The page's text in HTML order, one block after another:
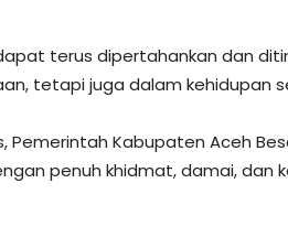
terus dipertahankan dan
tetapi juga dalam kehidupan
Pemerintah Kabupaten Aceh
penuh khidmat, damai, dan